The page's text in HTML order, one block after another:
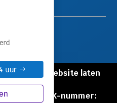
uur
Kwartier |
Website laten
Flexamedia
KVK-nummer: